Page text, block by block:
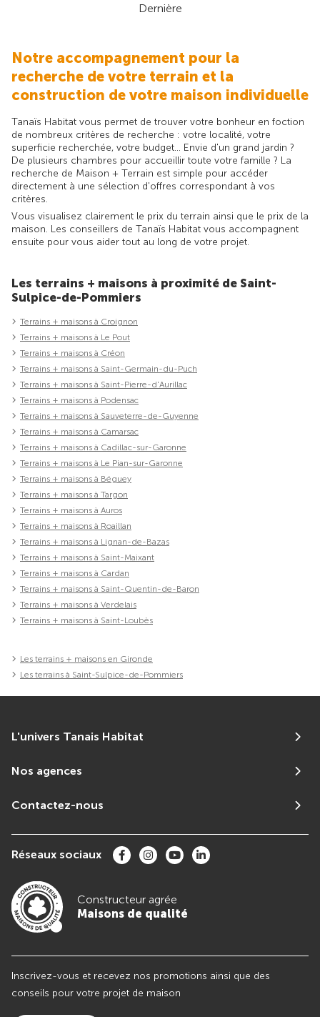
Dernière
Notre accompagnement pour la
recherche de votre terrain et la
construction de votre maison individuelle
Tanaïs Habitat vous permet de trouver votre bonheur en foction
de nombreux critères de recherche : votre localité, votre
superficie recherchée, votre budget... Envie d'un grand jardin ?
De plusieurs chambres pour accueillir toute votre famille ? La
recherche de Maison + Terrain est simple pour accéder
directement à une sélection d'offres correspondant à vos
critères.
Vous visualisez clairement le prix du terrain ainsi que le prix de la
maison. Les conseillers de Tanaïs Habitat vous accompagnent
ensuite pour vous aider tout au long de votre projet.
Les terrains + maisons à proximité de Saint-
Sulpice-de-Pommiers
Terrains + maisons à Croignon
Terrains + maisons à Le Pout
Terrains + maisons à Créon
Terrains + maisons à Saint-Germain-du-Puch
Terrains + maisons à Saint-Pierre-d'Aurillac
Terrains + maisons à Podensac
Terrains + maisons à Sauveterre-de-Guyenne
Terrains + maisons à Camarsac
Terrains + maisons à Cadillac-sur-Garonne
Terrains + maisons à Le Pian-sur-Garonne
Terrains + maisons à Béguey
Terrains + maisons à Targon
Terrains + maisons à Auros
Terrains + maisons à Roaillan
Terrains + maisons à Lignan-de-Bazas
Terrains + maisons à Saint-Maixant
Terrains + maisons à Cardan
Terrains + maisons à Saint-Quentin-de-Baron
Terrains + maisons à Verdelais
Terrains + maisons à Saint-Loubès
Les terrains + maisons en Gironde
Les terrains à Saint-Sulpice-de-Pommiers
L'univers Tanais Habitat
Nos agences
Contactez-nous
Réseaux sociaux
Constructeur agrée
Maisons de qualité
Inscrivez-vous et recevez nos promotions ainsi que des
conseils pour votre projet de maison